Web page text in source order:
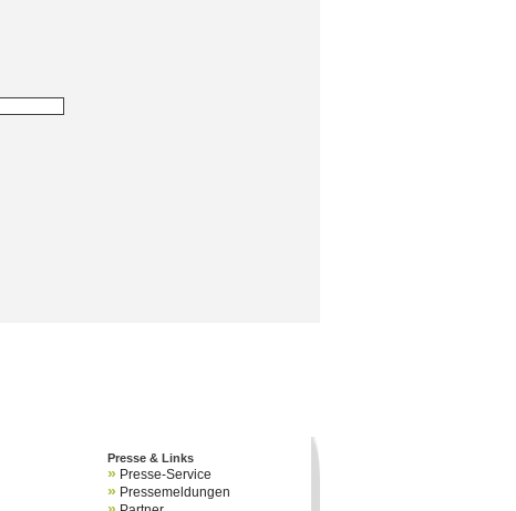
Presse & Links
» Presse-Service
» Pressemeldungen